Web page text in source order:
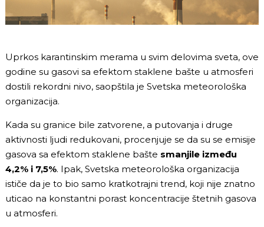
Uprkos karantinskim merama u svim delovima sveta, ove
godine su gasovi sa efektom staklene bašte u atmosferi
dostili rekordni nivo, saopštila je Svetska meteorološka
organizacija.
Kada su granice bile zatvorene, a putovanja i druge
aktivnosti ljudi redukovani, procenjuje se da su se emisije
gasova sa efektom staklene bašte smanjile između
4,2% i 7,5%. Ipak, Svetska meteorološka organizacija
ističe da je to bio samo kratkotrajni trend, koji nije znatno
uticao na konstantni porast koncentracije štetnih gasova
u atmosferi.